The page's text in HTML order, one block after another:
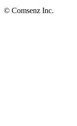
© Comsenz Inc.